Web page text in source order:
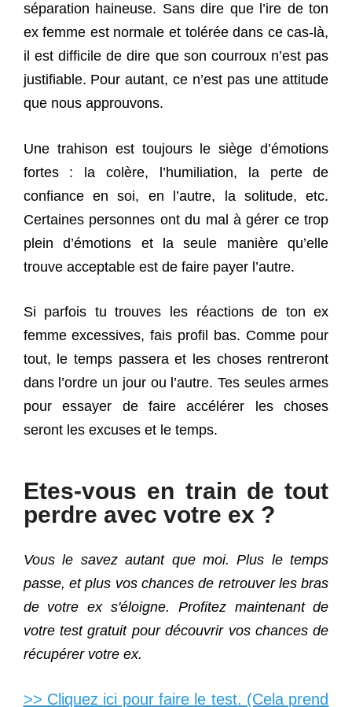
séparation haineuse. Sans dire que l’ire de ton
ex femme est normale et tolérée dans ce cas-là,
il est difficile de dire que son courroux n’est pas
justifiable. Pour autant, ce n’est pas une attitude
que nous approuvons.
Une trahison est toujours le siège d’émotions
fortes : la colère, l’humiliation, la perte de
confiance en soi, en l’autre, la solitude, etc.
Certaines personnes ont du mal à gérer ce trop
plein d’émotions et la seule manière qu’elle
trouve acceptable est de faire payer l’autre.
Si parfois tu trouves les réactions de ton ex
femme excessives, fais profil bas. Comme pour
tout, le temps passera et les choses rentreront
dans l’ordre un jour ou l’autre. Tes seules armes
pour essayer de faire accélérer les choses
seront les excuses et le temps.
Etes-vous en train de tout
perdre avec votre ex ?
Vous le savez autant que moi. Plus le temps
passe, et plus vos chances de retrouver les bras
de votre ex s'éloigne. Profitez maintenant de
votre test gratuit pour découvrir vos chances de
récupérer votre ex.
>> Cliquez ici pour faire le test. (Cela prend